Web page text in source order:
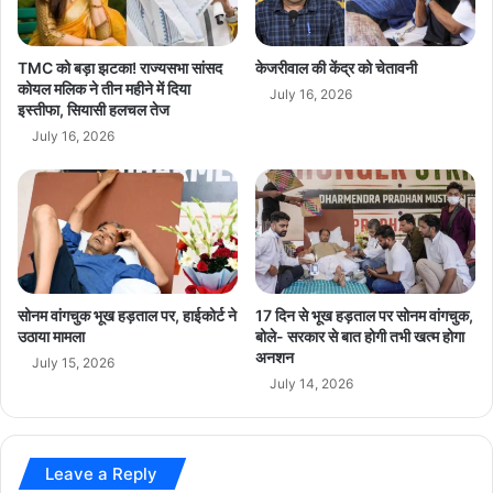
मु
ख्य
मं
त्री
की
ना
गी
न
ई
र
फ्ता
र
TMC को बड़ा झटका! राज्यसभा सांसद
कोयल मलिक ने तीन महीने में दिया
इस्तीफा, सियासी हलचल तेज
July 16, 2026
केजरीवाल की केंद्र को चेतावनी
July 16, 2026
सोनम वांगचुक भूख हड़ताल पर, हाईकोर्ट ने
उठाया मामला
July 15, 2026
17 दिन से भूख हड़ताल पर सोनम वांगचुक,
बोले- सरकार से बात होगी तभी खत्म होगा
अनशन
July 14, 2026
Leave a Reply